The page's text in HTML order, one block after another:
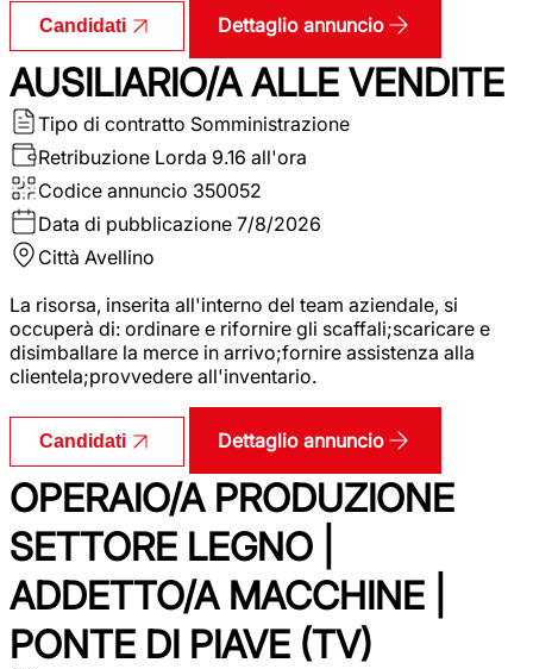
Candidati Dettaglio annuncio
AUSILIARIO/A ALLE VENDITE
Tipo di contratto Somministrazione
Retribuzione Lorda 9.16 all'ora
Codice annuncio 350052
Data di pubblicazione 7/8/2026
Città Avellino
La risorsa, inserita all'interno del team aziendale, si
occuperà di: ordinare e rifornire gli scaffali;scaricare e
disimballare la merce in arrivo;fornire assistenza alla
clientela;provvedere all'inventario.
Candidati Dettaglio annuncio
OPERAIO/A PRODUZIONE
SETTORE LEGNO |
ADDETTO/A MACCHINE |
PONTE DI PIAVE (TV)